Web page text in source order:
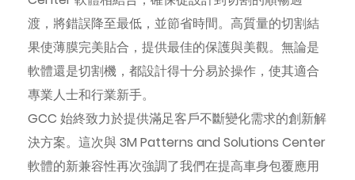
渡，將錯誤降至最低，並節省時間。高質量的切割結
果使薄膜完美貼合，提供最佳的保護與美觀。無論是
軟體還是切割機，都設計得十分易於操作，使其適合
專業人士和行業新手。
GCC 始終致力於提供滿足客戶不斷變化需求的創新解
決方案。這次與 3M Patterns and Solutions Center
軟體的新兼容性再次強調了我們在提高車身包覆應用